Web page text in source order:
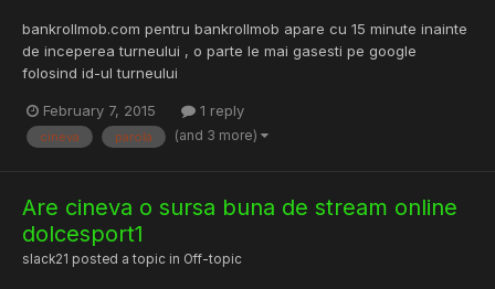
bankrollmob.com pentru bankrollmob apare cu 15 minute inainte
de inceperea turneului , o parte le mai gasesti pe google
folosind id-ul turneului
February 7, 2015 1 reply
cineva parola (and 3 more)
Are cineva o sursa buna de stream online
dolcesport1
slack21 posted a topic in Off-topic